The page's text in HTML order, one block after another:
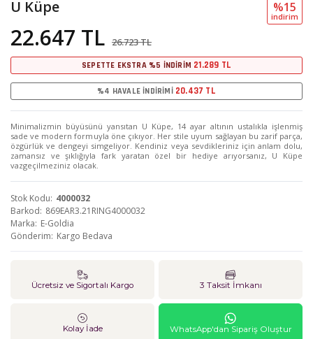
U Küpe
22.647 TL 26.723 TL
%15
i̇ndi̇ri̇m
SEPETTE EKSTRA %5 İNDİRİM 21.289 TL
%4 HAVALE İNDİRİMİ 20.437 TL
Minimalizmin büyüsünü yansıtan U Küpe, 14 ayar altının ustalıkla işlenmiş
sade ve modern formuyla öne çıkıyor. Her stile uyum sağlayan bu zarif parça,
özgürlük ve dengeyi simgeliyor. Kendiniz veya sevdikleriniz için anlam dolu,
zamansız ve şıklığıyla fark yaratan özel bir hediye arıyorsanız, U Küpe
vazgeçilmeziniz olacak.
Stok Kodu 4000032
Barkod 869EAR3.21RING4000032
Marka E-Goldia
Gönderim Kargo Bedava
Ücretsiz ve Sigortalı Kargo 3 Taksit İmkanı
Kolay İade WhatsApp'dan Sipariş Oluştur